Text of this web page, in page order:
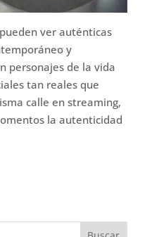
ver auténticas
y
personajes de la vida
tan reales que
calle en streaming,
la autenticidad